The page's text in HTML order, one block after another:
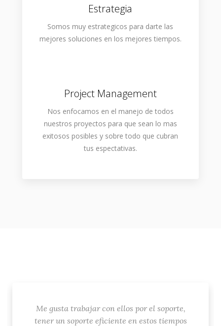
Estrategia
Somos muy estrategicos para darte las
mejores soluciones en los mejores tiempos.
Project Management
Nos enfocamos en el manejo de todos
nuestros proyectos para que sean lo mas
exitosos posibles y sobre todo que cubran
tus espectativas.
Me gusta trabajar con ellos por el soporte,
tener un soporte eficiente en estos tiempos